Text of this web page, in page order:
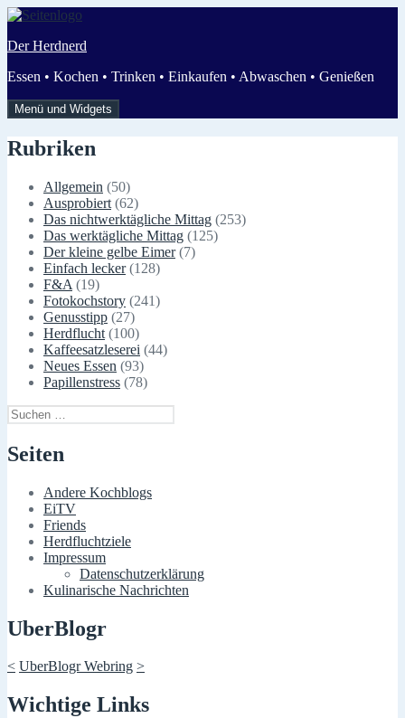
Zum
springen
Der Herdnerd
Essen • Kochen • Trinken • Einkaufen • Abwaschen • Genießen
Menü und Widgets
Rubriken
Allgemein (50)
Ausprobiert (62)
Das nichtwerktägliche Mittag (253)
Das werktägliche Mittag (125)
Der kleine gelbe Eimer(7)
Einfach lecker(128)
F&A (19)
Fotokochstory (241)
Genusstipp (27)
Herdflucht (100)
Kaffeesatzleserei (44)
Neues Essen (93)
Papillenstress (78)
Suchen
nach:
Seiten
Andere Kochblogs
EiTV
Friends
Herdfluchtziele
Impressum
Datenschutzerklärung
Kulinarische Nachrichten
UberBlogr
< UberBlogr Webring >
Wichtige Links